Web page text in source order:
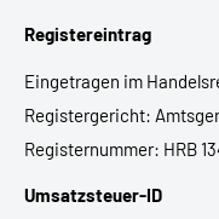
Registereintrag
Eingetragen im
Registergericht:
Registernummer: HRB
Umsatzsteuer-ID